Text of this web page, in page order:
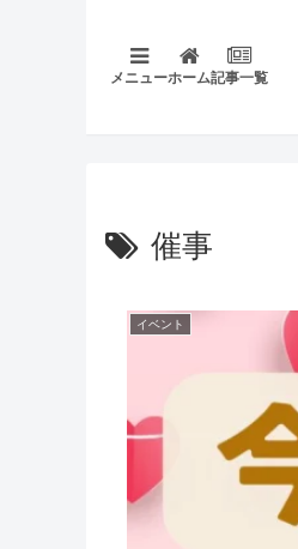
メニューホーム記事一覧
催事
イベント